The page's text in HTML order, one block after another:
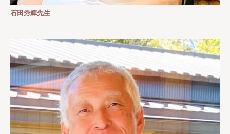
石田秀輝先生